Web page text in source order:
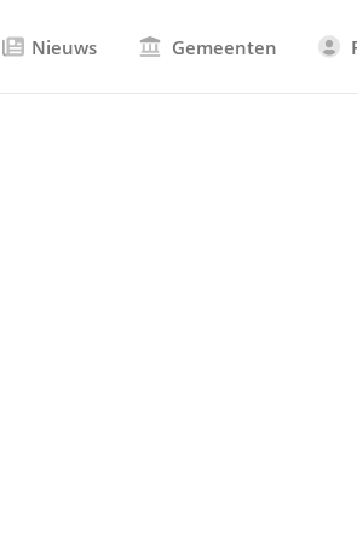
Nieuws Gemeenten